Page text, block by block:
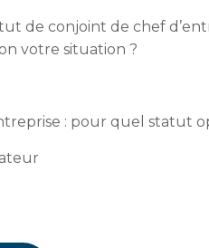
de conjoint de chef
votre situation ?
: pour quel statut